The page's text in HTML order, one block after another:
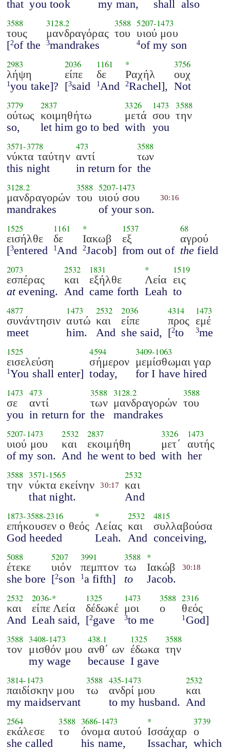
that you took
my man,
shall also
3588
τους
[2of the
3128.2
μανδραγόρας
3mandrakes
3588
του
5207-1473
υιού μου
4of my son
2983
λήψη
1 you take]?
2036
είπε
[3said
1161
δε
1 And
*
Ραχήλ
2Rachel],
3756
ουχ
Not
3779
ούτως
so,
2837
κοιμηθήτω
let him go to bed
3326
μετά
with
1473
σου
you
3588
την
3571-3778
νύκτα ταύτην
this night
473
αντί
in return for
3588
των
the
3128.2
μανδραγορών
mandrakes
3588
του
5207-1473
υιού σου
of your son.
30:16
1525
εισήλθε
[3entered
1161
δε
1 And
*
Ιακωβ
2Jacob]
1537
εξ
from out of
68
αγρού
the field
2073
εσπέρας
atevening.
2532
και
And
1831
εξήλθε
came forth
*
Λεία
Leah
1519
εις
to
4877
συνάντησιν
meet
1473
αυτώ
him.
2532
και
And
2036
είπε
she said,
4314
προς
[2to
1473
εμέ
3me
1525
εισελεύση
1 You shall enter]
4594
σήμερον
today,
3409-1063
μεμίσθωμαι γαρ
for I have hired
1473
σε
you
473
αντί
in return for
3588
των
the
3128.2
μανδραγορών
mandrakes
3588
του
5207-1473
υιού μου
of my son.
2532
και
And
2837
εκοιμήθη
he went to bed
3326
μετ΄
with
1473
αυτής
her
3588
την
3571-1565
νύκτα εκείνην
that night.
30:17
2532
και
And
1873-3588-2316
επήκουσεν ο θεός
God heeded
*
Λείας
Leah.
2532
και
And
4815
συλλαβούσα
conceiving,
5088
έτεκε
she bore
5207
υιόν
[2son
3991
πεμπτον
1 a fifth]
3588
τω
to
*
Ιακώβ
Jacob.
30:18
2532
και
And
2036-*
είπε Λεία
Leah said,
1325
δέδωκέ
[2gave
1473
μοι
3to me
3588
ο
2316
θεός
1 God]
3588
τον
3408-1473
μισθόν μου
my wage
438.1
ανθ΄ ων
because
1325
έδωκα
I gave
3588
την
3814-1473
παιδίσκην μου
my maidservant
3588
τω
435-1473
ανδρί μου
to my husband.
2532
και
And
2564
εκάλεσε
she called
3588
το
3686-1473
όνομα αυτού
his name,
*
Ισσάχαρ
Issachar,
3739
ο
which